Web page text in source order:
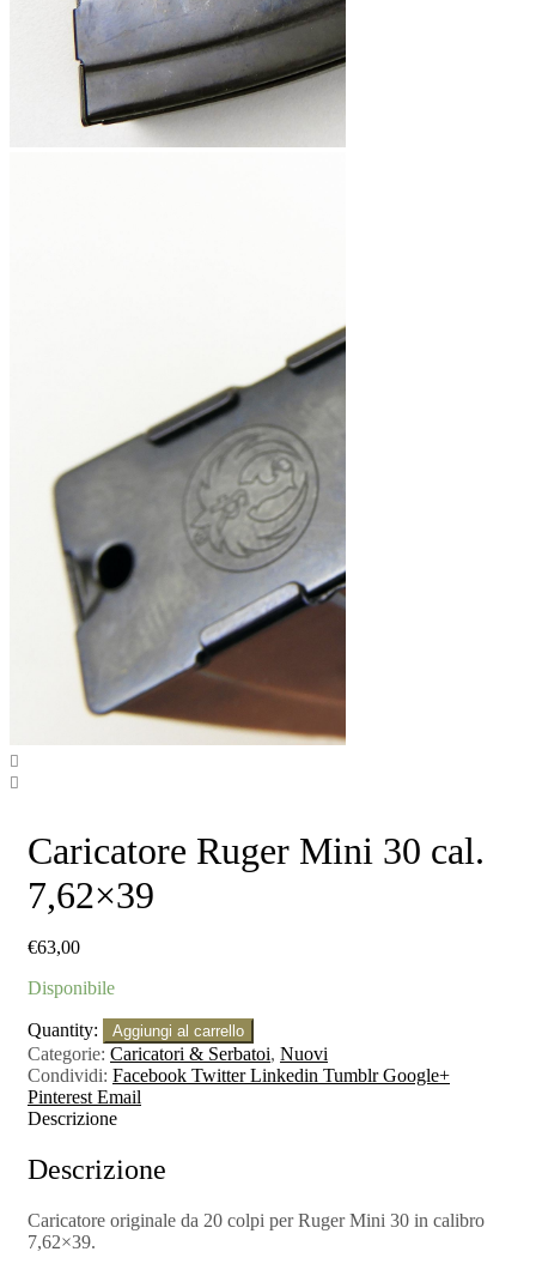
Caricatore Ruger Mini 30 cal.
7,62×39
€63,00
Disponibile
Quantity: Aggiungi al carrello
Categorie: Caricatori & Serbatoi, Nuovi
Condividi: Facebook Twitter Linkedin Tumblr Google+
Pinterest Email
Descrizione
Descrizione
Caricatore originale da 20 colpi per Ruger Mini 30 in calibro
7,62×39.